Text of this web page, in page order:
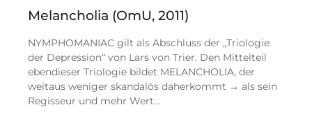
Melancholia (OmU, 2011)
NYMPHOMANIAC gilt als Abschluss der „Triologie
der Depression“ von Lars von Trier. Den Mittelteil
ebendieser Triologie bildet MELANCHOLIA, der
weitaus weniger skandalös daherkommt → als sein
Regisseur und mehr Wert…